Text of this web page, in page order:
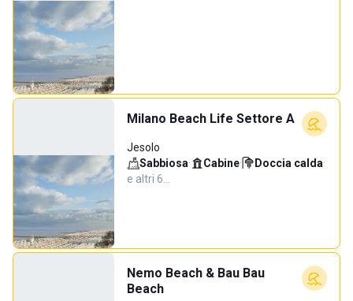
Milano Beach Life Settore A
Jesolo
Sabbiosa· Cabine· Doccia calda·
e altri 6…
Nemo Beach & Bau Bau
Beach